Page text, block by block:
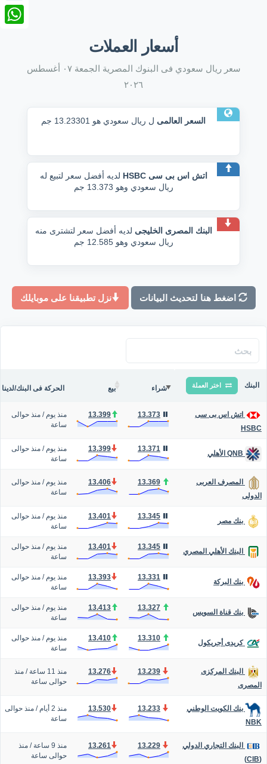
أسعار العملات
سعر ريال سعودي فى البنوك المصرية الجمعة ٠٧ أغسطس
٢٠٢٦
السعر العالمى ل ريال سعودي هو 13.23301 جم
اتش اس بى سى HSBC
لديه أفضل سعر لتبيع له
ريال سعودي وهو 13.373 جم
البنك المصرى الخليجى لديه أفضل سعر لتشترى منه
ريال سعودي وهو 12.585 جم
اضغط هنا لتحديث البيانات نزل تطبيقنا على موبايلك
البنك اختر العملة شراء بيع الحركة فى البنك/لدينا
اتش اس بى سى
HSBC
13.373
13.399 منذ يوم / منذ حوالى
ساعة
13.371
13.399 منذ يوم / منذ حوالى
ساعة
المصرف العربى
الدولى
13.369
13.406 منذ يوم / منذ حوالى
ساعة
بنك مصر
13.345
13.401 منذ يوم / منذ حوالى
ساعة
البنك الأهلي المصري
13.345
13.401 منذ يوم / منذ حوالى
ساعة
بنك البركة
13.331
13.393 منذ يوم / منذ حوالى
ساعة
بنك قناة السويس
13.327
13.413 منذ يوم / منذ حوالى
ساعة
كريدى أجريكول
13.310
13.410 منذ يوم / منذ حوالى
ساعة
البنك المركزى
المصرى
13.239
13.276 منذ 11 ساعة / منذ
حوالى ساعة
بنك الكويت الوطني
NBK
13.233
13.530 منذ 2 أيام / منذ حوالى
ساعة
البنك التجاري الدولي
(CIB)
13.229
13.261 منذ 9 ساعة / منذ
حوالى ساعة